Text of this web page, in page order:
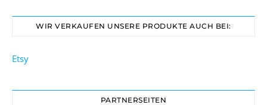
WIR VERKAUFEN UNSERE PRODUKTE AUCH BEI:
Etsy
PARTNERSEITEN